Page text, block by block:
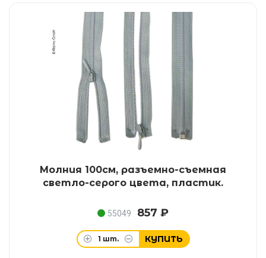
Молния 100см, разъемно-съемная
светло-серого цвета, пластик.
55049 857 ₽
1 шт. КУПИТЬ